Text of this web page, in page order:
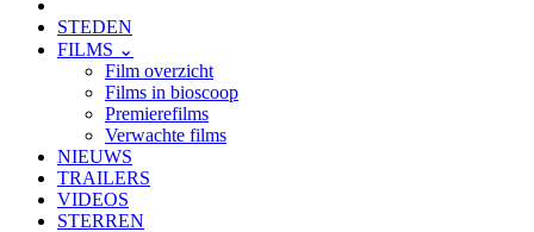
STEDEN
FILMS ⌄
Film overzicht
Films in bioscoop
Premierefilms
Verwachte films
NIEUWS
TRAILERS
VIDEOS
STERREN